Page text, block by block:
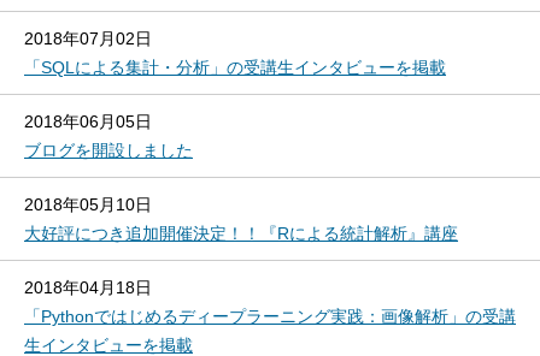
2018年07月02日
「SQLによる集計・分析」の受講生インタビューを掲載
2018年06月05日
ブログを開設しました
2018年05月10日
大好評につき追加開催決定！！『Rによる統計解析』講座
2018年04月18日
「Pythonではじめるディープラーニング実践：画像解析」の受講
生インタビューを掲載